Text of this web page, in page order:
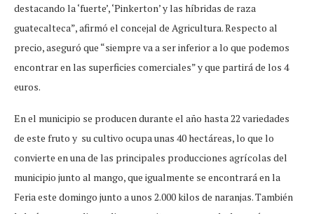
destacando la ‘fuerte’, ‘Pinkerton’ y las híbridas de raza
guatecalteca”, afirmó el concejal de Agricultura. Respecto al
precio, aseguró que “siempre va a ser inferior a lo que podemos
encontrar en las superficies comerciales” y que partirá de los 4
euros.
En el municipio se producen durante el año hasta 22 variedades
de este fruto y su cultivo ocupa unas 40 hectáreas, lo que lo
convierte en una de las principales producciones agrícolas del
municipio junto al mango, que igualmente se encontrará en la
Feria este domingo junto a unos 2.000 kilos de naranjas. También